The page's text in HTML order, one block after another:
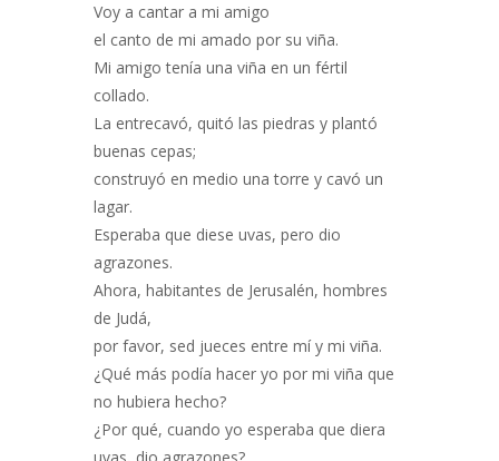
Voy a cantar a mi amigo
el canto de mi amado por su viña.
Mi amigo tenía una viña en un fértil
collado.
La entrecavó, quitó las piedras y plantó
buenas cepas;
construyó en medio una torre y cavó un
lagar.
Esperaba que diese uvas, pero dio
agrazones.
Ahora, habitantes de Jerusalén, hombres
de Judá,
por favor, sed jueces entre mí y mi viña.
¿Qué más podía hacer yo por mi viña que
no hubiera hecho?
¿Por qué, cuando yo esperaba que diera